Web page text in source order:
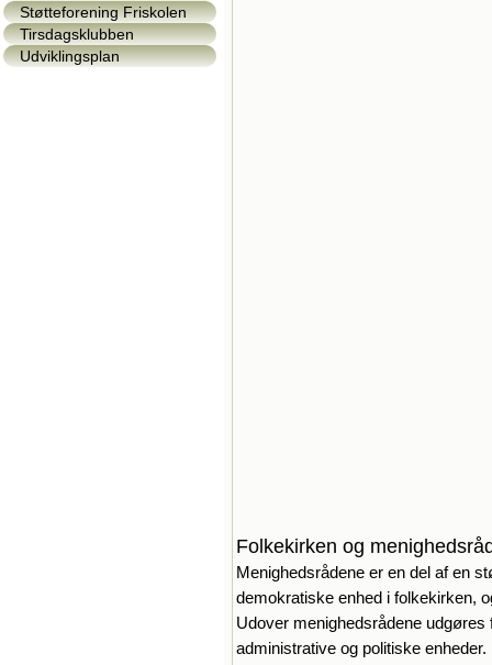
Støtteforening Friskolen
Tirsdagsklubben
Udviklingsplan
Folkekirken og
Menighedsrådene er en del af en
demokratiske enhed i folkekirken,
Udover menighedsrådene
administrative og politiske enheder.